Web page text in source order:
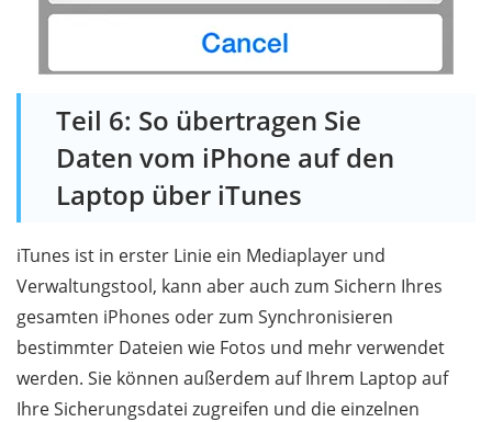
Teil 6: So übertragen Sie
Daten vom iPhone auf den
Laptop über iTunes
iTunes ist in erster Linie ein Mediaplayer und
Verwaltungstool, kann aber auch zum Sichern Ihres
gesamten iPhones oder zum Synchronisieren
bestimmter Dateien wie Fotos und mehr verwendet
werden. Sie können außerdem auf Ihrem Laptop auf
Ihre Sicherungsdatei zugreifen und die einzelnen